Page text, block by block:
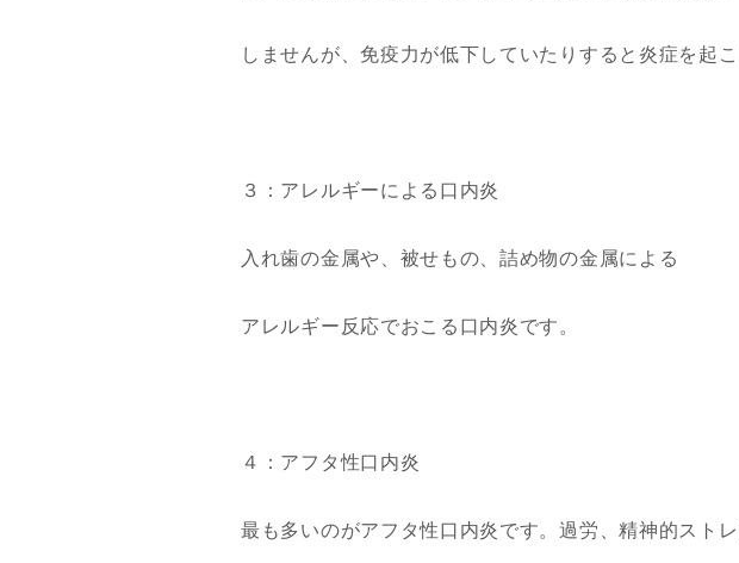
しませんが、免疫力が低下していたりすると炎症を起こ
３：アレルギーによる口内炎
入れ歯の金属や、被せもの、詰め物の金属による
アレルギー反応でおこる口内炎です。
４：アフタ性口内炎
最も多いのがアフタ性口内炎です。過労、精神的ストレ